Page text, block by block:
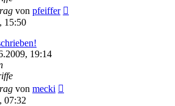
von pfeiffer
15:50
19:14
von mecki
07:32